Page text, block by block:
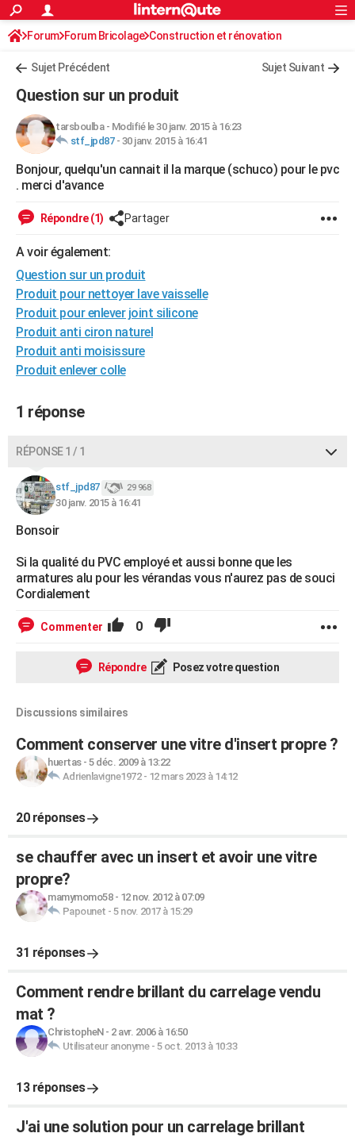
ACTUALITÉS
Politique
Société
Faits Divers
Education
Monde
Villes
+
FINANCE
Retraite
Impôts
Epargne
Immobilier
Risques naturels par ville
Banque
Assurance
Crédit
AUTO
Essais
Réserver un essai
Citadines
Berlines
SUV
Forum auto
+HIGH-TECH
Mobiles
Meilleur smartphone
Internet
Ordinateurs
Jeux vidéo
Guide high-tech
BRICOLAGE
WEEK-END
Guides de France
Escapades
Patrimoine
Expositions
Musées
Week-end nature
+LIFESTYLE
Art de vivre
Bien-être
Loisirs
ModeModes de vie
SANTE
Alimentation
Guide de la santé
Maladies
Médicaments
Sommeil
Destinations
City break
Voyage nature
Voyage de noces
Forum
Climat
PHOTO
GUIDES D'ACHAT
Carte de Noël
Carte Bonne année
Carte Saint-Valentin
Carte Pâques
Carte d'anniversaire
DICTIONNAIRE
Dictionnaire
Biographies
Citations
Expressions
Proverbes
PROGRAMME TV
COPAINS D'AVANT
S'inscrire
Se connecter
Lycées
Collèges
Primaires
Universités
Entreprises
Service militaire
Avis de recherche
AVIS DE DÉCÈS
FORUM
Rechercher
S'inscrire
Connexion
Forum Forum Bricolage Construction et rénovation
Sujet Précédent Sujet Suivant
Question sur un produit
tarsboulba- Modifié le 30 janv. 2015 à 16:23
stf_jpd87- 30 janv. 2015 à 16:41
Bonjour, quelqu'un cannait il la marque (schuco) pour le pvc
. merci d'avance
Répondre (1) Partager
A voir également:
Question sur un produit
Produit pour nettoyer lave vaisselle
Produit pour enlever joint silicone
Produit anti ciron naturel
Produit anti moisissure
Produit enlever colle
1 réponse
RÉPONSE 1 / 1
stf_jpd87 29 968
30 janv. 2015 à 16:41
Bonsoir
Si la qualité du PVC employé et aussi bonne que les
armatures alu pour les vérandas vous n'aurez pas de souci
Cordialement
Commenter 0
Répondre Posez votre question
Discussions similaires
Comment conserver une vitre d'insert propre ?
huertas- 5 déc. 2009 à 13:22
Adrienlavigne1972- 12 mars 2023 à 14:12
20 réponses
se chauffer avec un insert et avoir une vitre
propre?
mamymomo58- 12 nov. 2012 à 07:09
Papounet - 5 nov. 2017 à 15:29
31 réponses
Comment rendre brillant du carrelage vendu
mat ?
ChristopheN- 2 avr. 2006 à 16:50
Utilisateur anonyme- 5 oct. 2013 à 10:33
13 réponses
J'ai une solution pour un carrelage brillant